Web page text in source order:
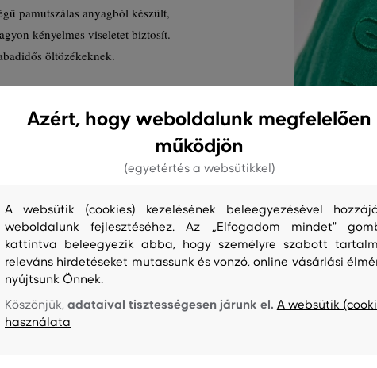
pamutszálas anyagból készült,
kényelmes viseletet biztosít.
öltözékeknek.
344
Azért, hogy weboldalunk megfelelően
működjön
(egyetértés a websütikkel)
A websütik (cookies) kezelésének beleegyezésével
weboldalunk fejlesztéséhez. Az „Elfogadom mindet"
kattintva beleegyezik abba, hogy személyre szabott
releváns hirdetéseket mutassunk és vonzó, online vásárlási
nyújtsunk Önnek.
Köszönjük,adataival tisztességesen járunk el. A websütik
használata